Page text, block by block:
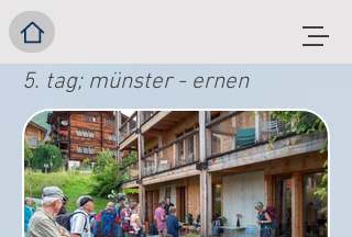
5. tag; münster - ernen